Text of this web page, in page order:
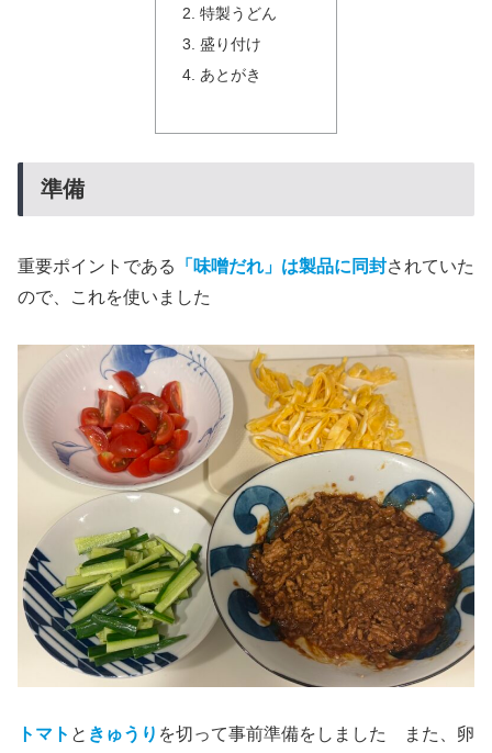
特製うどん
盛り付け
あとがき
準備
重要ポイントである 「味噌だれ」は製品に同封されていた
ので、これを使いました
トマト と きゅうり を切って事前準備をしました また、卵